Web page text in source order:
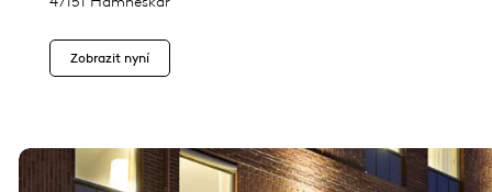
Zobrazit nyní